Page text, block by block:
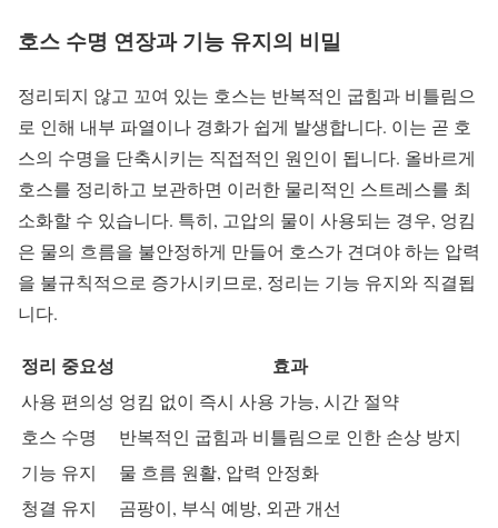
호스 수명 연장과 기능 유지의 비밀
정리되지 않고 꼬여 있는 호스는 반복적인 굽힘과 비틀림으
로 인해 내부 파열이나 경화가 쉽게 발생합니다. 이는 곧 호
스의 수명을 단축시키는 직접적인 원인이 됩니다. 올바르게
호스를 정리하고 보관하면 이러한 물리적인 스트레스를 최
소화할 수 있습니다. 특히, 고압의 물이 사용되는 경우, 엉킴
은 물의 흐름을 불안정하게 만들어 호스가 견뎌야 하는 압력
을 불규칙적으로 증가시키므로, 정리는 기능 유지와 직결됩
니다.
정리 중요성 효과
사용 편의성 엉킴 없이 즉시 사용 가능, 시간 절약
호스 수명
반복적인 굽힘과 비틀림으로 인한 손상 방지
기능 유지
물 흐름 원활, 압력 안정화
청결 유지
곰팡이, 부식 예방, 외관 개선